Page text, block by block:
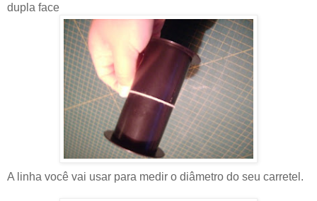
dupla face
A linha você vai usar para medir o diâmetro do seu carretel.